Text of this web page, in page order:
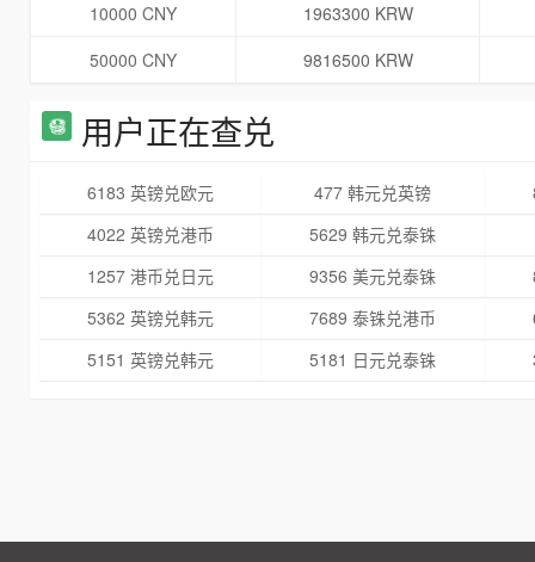
10000 CNY
1963300 KRW
50000 CNY
9816500 KRW
用户正在查兑
6183 英镑兑欧元 477 韩元兑英镑
4022 英镑兑港币
5629 韩元兑泰铢
1257 港币兑日元
9356 美元兑泰铢
5362 英镑兑韩元
7689 泰铢兑港币
5151 英镑兑韩元
5181 日元兑泰铢